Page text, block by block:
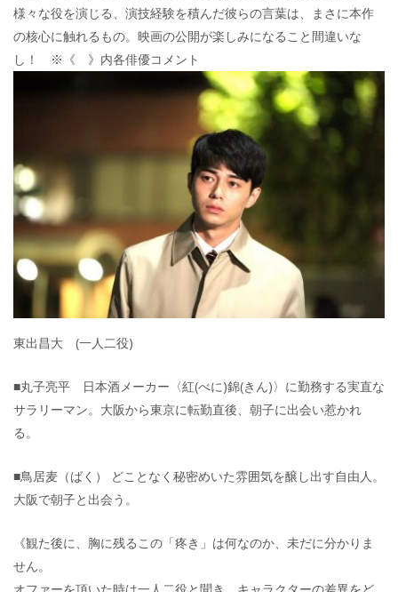
様々な役を演じる、演技経験を積んだ彼らの言葉は、まさに本作
の核心に触れるもの。映画の公開が楽しみになること間違いな
し！ ※《 》内各俳優コメント
東出昌大 (一人二役)
■丸子亮平 日本酒メーカー〈紅(べに)錦(きん)〉に勤務する実直な
サラリーマン。大阪から東京に転勤直後、朝子に出会い惹かれ
る。
■鳥居麦（ばく） どことなく秘密めいた雰囲気を醸し出す自由人。
大阪で朝子と出会う。
《観た後に、胸に残るこの「疼き」は何なのか、未だに分かりま
せん。
オファーを頂いた時は一人二役と聞き、キャラクターの差異をど